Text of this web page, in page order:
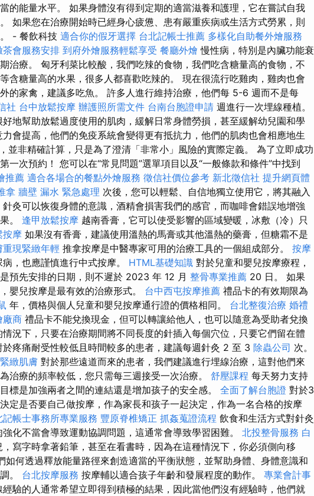
的能量水平。 如果身體沒有得到定期的適當滋養和護理，它在嘗試自我
如果您在治療開始時已經身心疲憊、患有嚴重疾病或生活方式勞累，則
- 餐飲科技 適合你的假牙選擇 台北記帳士推薦 多樣化自助餐外燴服務
茶會服務安排 到府外燴服務輕鬆享受 餐廳外燴 慢性病，特別是內臟功能衰
治療。 匈牙利菜比較酸，我們吃辣的食物，我們吃含糖量高的食物，不
含糖量高的水果，很多人都喜歡吃辣的。 現在很流行吃雞肉，雞肉也會
的家禽，建議多吃魚。 許多人進行維持治療，他們每 5-6 週而不是每
社 台中放鬆按摩 辦護照所需文件 台南台胞證申請 週進行一次埋線種植。
好地幫助放鬆過度使用的肌肉，緩解日常身體勞損，甚至緩解幼兒園和學
會提高，他們的免疫系統會變得更有抵抗力，他們的肌肉也會相應地生
並非精確計算，只是為了澄清「非常小」風險的實際定義。 為了立即成功
一次預約！ 您可以在“常見問題”選單項目以及“一般條款和條件”中找到
推薦 適合各場合的餐點外燴服務 徵信社價位參考 新北徵信社 提升網頁體
拿 牆壁 漏水 緊急處理 次後，您可以輕鬆、自信地獨立使用它，將其融入
灸可以恢復身體的意識，酒精會損害我們的感官，而咖啡會錯誤地增強
。 逢甲放鬆按摩 越南香膏，它可以使受影響的區域變暖，冰敷（冷）只
按摩 如果沒有香膏，建議使用溫熱的馬膏或其他溫熱的藥膏，但糖霜不是
現緊緻年輕 推拿按摩是中醫專家可用的治療工具的一個組成部分。 按摩
，也應謹慎進行中式按摩。 HTML基礎知識 對於兒童和嬰兒按摩療程，
預先安排的日期，則不遲於 2023 年 12 月 整骨專業推薦 20 日。 如果
嬰兒按摩是最有效的治療形式。 台中西屯按摩推薦 禮品卡的有效期限為
年，價格與個人兒童和嬰兒按摩通行證的價格相同。 台北整復治療 婚禮
廠商 禮品卡不能兌換現金，但可以轉讓給他人，也可以隨意為受助者兌換
況下，只要在治療期間將不同長度的針插入每個穴位，只要它們留在體
疼痛耐受性較低且時間較多的患者，建議每週針灸 2 至 3 除蟲公司 次。
緻肌膚 對於那些遠道而來的患者，我們建議進行埋線治療，這對他們來
治療的頻率較低，您只需每三週接受一次治療。 舒壓課程 每天努力支持
標是加強兩者之間的連結還是增加孩子的安全感。 全面了解台胞證 對於3
定是否要自己做按摩，作為家長和孩子一起決定，作為一名合格的按摩
記帳士事務所專業服務 豐原脊椎矯正 抓姦蒐證流程 飲食和生活方式對針灸
化不當會導致運動協調問題，這通常會導致學習困難。 北投整骨服務 白
寫字時拿著鉛筆，甚至在看書時，因為在這種情況下，你必須側向移
如何透過釋放能量路徑來創造適當的平衡狀態，並幫助身體、身體意識和
。 台北按摩服務 按摩輔以適合孩子年齡和發展程度的動作。 專業會計事
驗的人通常希望立即得到積極的結果，因此當他們沒有經驗時，他們就